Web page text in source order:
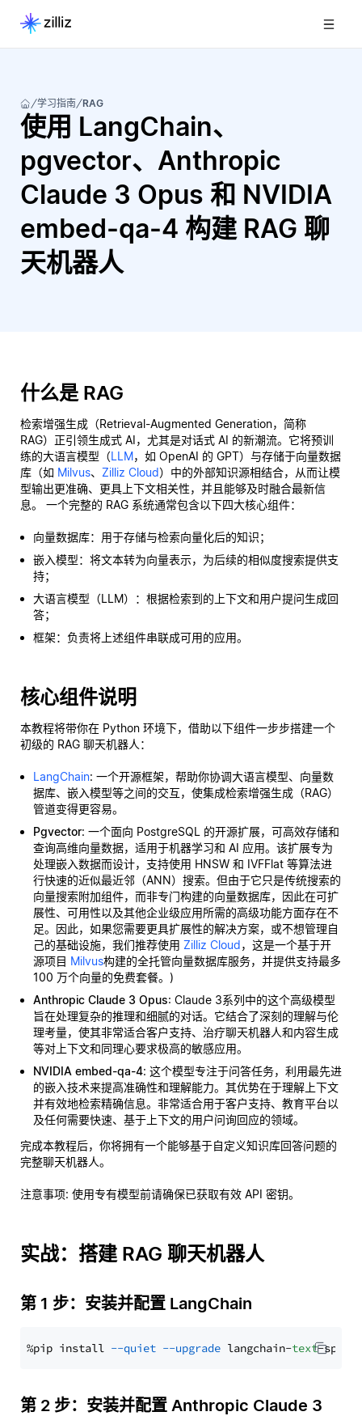
学习指南 RAG
使用 LangChain、
pgvector、Anthropic
Claude 3 Opus 和 NVIDIA
embed-qa-4 构建 RAG 聊
天机器人
什么是 RAG
检索增强生成（Retrieval-Augmented Generation，简称
RAG）正引领生成式 AI，尤其是对话式 AI 的新潮流。它将预训
练的大语言模型（LLM，如 OpenAI 的 GPT）与存储于向量数据
库（如 Milvus、 Zilliz Cloud）中的外部知识源相结合，从而让模
型输出更准确、更具上下文相关性，并且能够及时融合最新信
息。 一个完整的 RAG 系统通常包含以下四大核心组件：
向量数据库：用于存储与检索向量化后的知识；
嵌入模型：将文本转为向量表示，为后续的相似度搜索提供支
持；
大语言模型（LLM）：根据检索到的上下文和用户提问生成回
答；
框架：负责将上述组件串联成可用的应用。
核心组件说明
本教程将带你在 Python 环境下，借助以下组件一步步搭建一个
初级的 RAG 聊天机器人：
LangChain: 一个开源框架，帮助你协调大语言模型、向量数
据库、嵌入模型等之间的交互，使集成检索增强生成（RAG）
管道变得更容易。
Pgvector: 一个面向 PostgreSQL 的开源扩展，可高效存储和
查询高维向量数据，适用于机器学习和 AI 应用。该扩展专为
处理嵌入数据而设计，支持使用 HNSW 和 IVFFlat 等算法进
行快速的近似最近邻（ANN）搜索。但由于它只是传统搜索的
向量搜索附加组件，而非专门构建的向量数据库，因此在可扩
展性、可用性以及其他企业级应用所需的高级功能方面存在不
足。因此，如果您需要更具扩展性的解决方案，或不想管理自
己的基础设施，我们推荐使用 Zilliz Cloud，这是一个基于开
源项目 Milvus构建的全托管向量数据库服务，并提供支持最多
100 万个向量的免费套餐。)
Anthropic Claude 3 Opus: Claude 3系列中的这个高级模型
旨在处理复杂的推理和细腻的对话。它结合了深刻的理解与伦
理考量，使其非常适合客户支持、治疗聊天机器人和内容生成
等对上下文和同理心要求极高的敏感应用。
NVIDIA embed-qa-4: 这个模型专注于问答任务，利用最先进
的嵌入技术来提高准确性和理解能力。其优势在于理解上下文
并有效地检索精确信息。非常适合用于客户支持、教育平台以
及任何需要快速、基于上下文的用户问询回应的领域。
完成本教程后，你将拥有一个能够基于自定义知识库回答问题的
完整聊天机器人。
注意事项: 使用专有模型前请确保已获取有效 API 密钥。
实战：搭建 RAG 聊天机器人
第 1 步：安装并配置 LangChain
%pip install --quiet --upgrade langchain-text
第 2 步：安装并配置 Anthropic Claude 3